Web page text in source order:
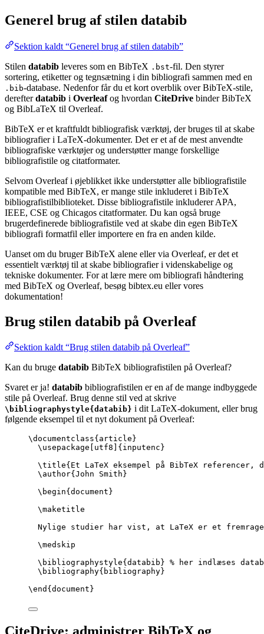
Generel brug af stilen databib
Sektion kaldt “Generel brug af stilen databib”
Stilen databib leveres som en BibTeX .bst-fil. Den styrer
sortering, etiketter og tegnsætning i din bibliografi sammen med en
.bib-database. Nedenfor får du et kort overblik over BibTeX-stile,
derefterdatabib i Overleafog hvordan CiteDrive binder BibTeX
og BibLaTeX til Overleaf.
BibTeX er et kraftfuldt bibliografisk værktøj, der bruges til at skabe
bibliografier i LaTeX-dokumenter. Det er et af de mest anvendte
bibliografiske værktøjer og understøtter mange forskellige
bibliografistile og citatformater.
Selvom Overleaf i øjeblikket ikke understøtter alle bibliografistile
kompatible med BibTeX, er mange stile inkluderet i BibTeX
bibliografistilbiblioteket. Disse bibliografistile inkluderer APA,
IEEE, CSE og Chicagos citatformater. Du kan også bruge
brugerdefinerede bibliografistile ved at skabe din egen BibTeX
bibliografi formatfil eller importere en fra en anden kilde.
Uanset om du bruger BibTeX alene eller via Overleaf, er det et
essentielt værktøj til at skabe bibliografier i videnskabelige og
tekniske dokumenter. For at lære mere om bibliografi håndtering
med BibTeX og Overleaf, besøg bibtex.eu eller vores
dokumentation!
Brug stilen databib på Overleaf
Sektion kaldt “Brug stilen databib på Overleaf”
Kan du bruge databib BibTeX bibliografistilen på Overleaf?
Svaret er ja! databib bibliografistilen er en af de mange indbyggede
stile på Overleaf. Brug denne stil ved at skrive
\bibliographystyle{databib} i dit LaTeX-dokument, eller brug
følgende eksempel til et nyt dokument på Overleaf:
\documentclass{ article }
\usepackage
utf8 ]{ inputenc }
\title{Et LaTeX eksempel på BibTeX
\author{John Smith}
\begin{ document }
\maketitle
Nylige studier har vist, at LaTeX er et
\medskip
\bibliographystyle{databib} % her indlæses
\bibliography{bibliography}
\end { document }